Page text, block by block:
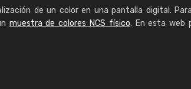
de un color en una pantalla digital.
muestra de colores NCS físico. En esta web